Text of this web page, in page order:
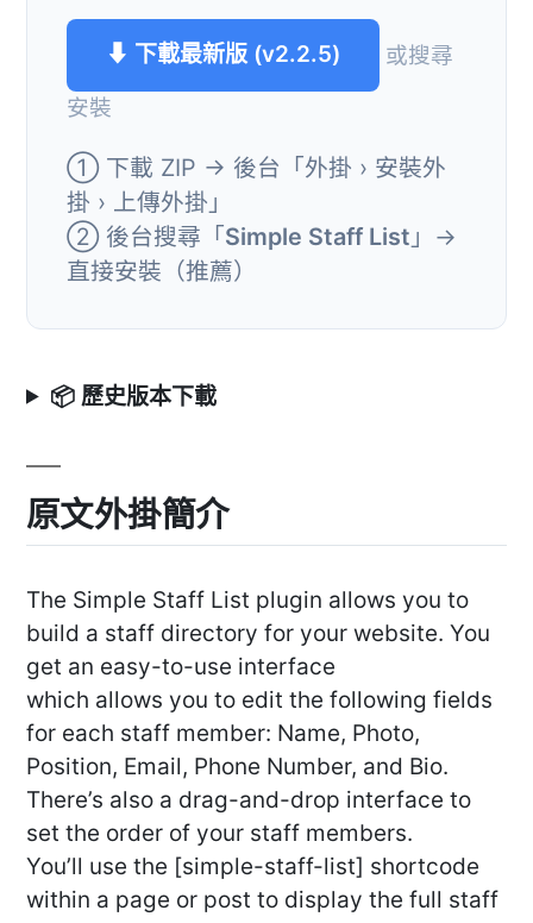
⬇ 下載最新版 (v2.2.5)
或搜尋
安裝
① 下載 ZIP → 後台「外掛 › 安裝外
掛 › 上傳外掛」
② 後台搜尋「Simple Staff List 」→
直接安裝（推薦）
📦 歷史版本下載
原文外掛簡介
The Simple Staff List plugin allows you to
build a staff directory for your website. You
get an easy-to-use interface
which allows you to edit the following fields
for each staff member: Name, Photo,
Position, Email, Phone Number, and Bio.
There’s also a drag-and-drop interface to
set the order of your staff members.
You’ll use the [simple-staff-list] shortcode
within a page or post to display the full staff